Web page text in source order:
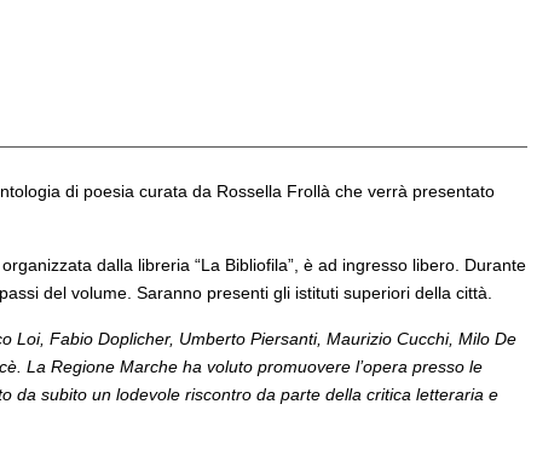
di poesia curata da Rossella Frollà che verrà presentato
dalla libreria “La Bibliofila”, è ad ingresso libero. Durante
del volume. Saranno presenti gli istituti superiori della città.
Loi, Fabio Doplicher, Umberto Piersanti, Maurizio Cucchi, Milo De
La Regione Marche ha voluto promuovere l’opera presso le
da subito un lodevole riscontro da parte della critica letteraria e